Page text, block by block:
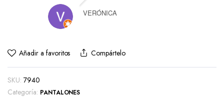
VERÓNICA
Añadir a favoritos Compártelo
SKU: 7940
Categoría: PANTALONES